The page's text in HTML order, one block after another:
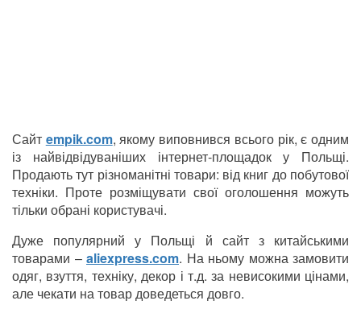
Сайт empik.com, якому виповнився всього рік, є одним
із найвідвідуваніших інтернет-площадок у Польщі.
Продають тут різноманітні товари: від книг до побутової
техніки. Проте розміщувати свої оголошення можуть
тільки обрані користувачі.
Дуже популярний у Польщі й сайт з китайськими
товарами – aliexpress.com. На ньому можна замовити
одяг, взуття, техніку, декор і т.д. за невисокими цінами,
але чекати на товар доведеться довго.